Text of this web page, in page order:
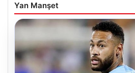
Yan Manşet